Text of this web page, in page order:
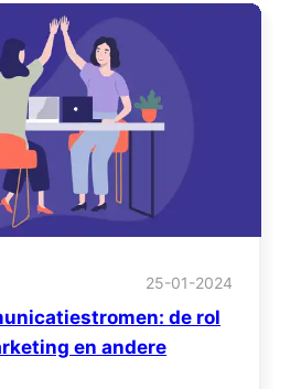
25-01-2024
de rol
en andere